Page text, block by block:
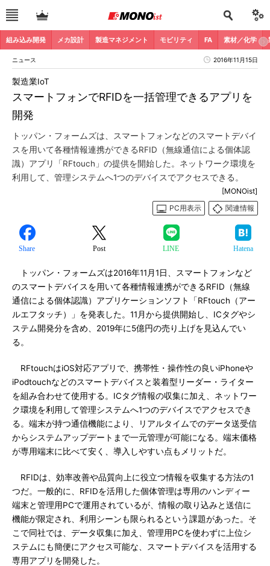
組み込み開発 メカ設計 製造マネジメント モビリティ FA 素材／化学
ニュース 2016年11月15日
スマートフォンでRFIDを一括管理できるアプリを
開発
製造業IoT
トッパン・フォームズは、スマートフォンなどのスマートデバイ
スを用いて各種情報連携ができるRFID（無線通信による個体認
識）アプリ「RFtouch」の提供を開始した。ネットワーク環境を
利用して、管理システムへ1つのデバイスでアクセスできる。
[MONOist]
PC用表示
関連情報
Share Post LINE Hatena
トッパン・フォームズは2016年11月1日、スマートフォンなど
のスマートデバイスを用いて各種情報連携ができるRFID（無線
通信による個体認識）アプリケーションソフト「RFtouch（アー
ルエフタッチ）」を発表した。11月から提供開始し、ICタグやシ
ステム開発分を含め、2019年に5億円の売り上げを見込んでい
る。
RFtouchはiOS対応アプリで、携帯性・操作性の良いiPhoneや
iPodtouchなどのスマートデバイスと装着型リーダー・ライター
を組み合わせて使用する。ICタグ情報の収集に加え、ネットワー
ク環境を利用して管理システムへ1つのデバイスでアクセスでき
る。端末が持つ通信機能により、リアルタイムでのデータ送受信
からシステムアップデートまで一元管理が可能になる。端末価格
が専用端末に比べて安く、導入しやすい点もメリットだ。
RFIDは、効率改善や品質向上に役立つ情報を収集する方法の1
つだ。一般的に、RFIDを活用した個体管理は専用のハンディー
端末と管理用PCで運用されているが、情報の取り込みと送信に
機能が限定され、利用シーンも限られるという課題があった。そ
こで同社では、データ収集に加え、管理用PCを使わずに上位シ
ステムにも簡便にアクセス可能な、スマートデバイスを活用する
専用アプリを開発した。